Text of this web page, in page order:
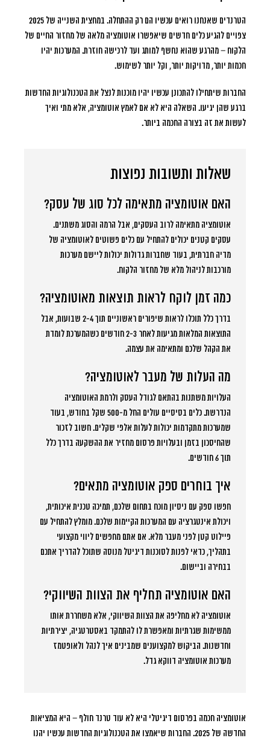
הטרנדים שאנחנו רואים עכשיו הם רק ההתחלה. במחצית השנייה של 2025
צפויים להגיע כלים חדשים שיאפשרו אוטומציה מלאה של מחזור החיים של
הלקוח – מהרגע שהוא נחשף למותג ועד לרכישה חוזרת. המערכות יהיו
חכמות יותר, מדויקות יותר, וקל יותר לשימוש.
החברות שיתחילו להתכונן עכשיו יהיו מוכנות לנצל את הטכנולוגיות החדשות
ברגע שהן יגיעו. השאלה היא לא אם לאמץ אוטומציה, אלא מתי ואיך
לעשות את זה בצורה החכמה ביותר.
שאלות ותשובות נפוצות
האם אוטומציה מתאימה לכל סוג של עסק?
אוטומציה מתאימה לרוב העסקים, אבל הרמה והסוג משתנים.
עסקים קטנים יכולים להתחיל עם כלים פשוטים לאוטומציה של
מדיה חברתית, בעוד שחברות גדולות יכולות ליישם מערכות
מורכבות לניהול מלא של מחזור הלקוח.
כמה זמן לוקח לראות תוצאות מאוטומציה?
בדרך כלל תוכלו לראות שיפורים ראשוניים תוך 2-4 שבועות, אבל
התוצאות המלאות מגיעות לאחר 2-3 חודשים כשהמערכת לומדת
את הקהל שלכם ומתאימה את עצמה.
מה העלות של מעבר לאוטומציה?
העלויות משתנות בהתאם לגודל העסק ולרמת האוטומציה
הנדרשת. כלים בסיסיים עולים החל מ-500 שקל בחודש, בעוד
שמערכות מתקדמות יכולות לעלות אלפי שקלים. חשוב לזכור
שהחיסכון בזמן ובעלויות פרסום מחזיר את ההשקעה בדרך כלל
תוך 6 חודשים.
איך בוחרים ספק אוטומציה מתאים?
חפשו ספק עם ניסיון מוכח בתחום שלכם, תמיכה טכנית איכותית,
ויכולת אינטגרציה עם המערכות הקיימות שלכם. מומלץ להתחיל עם
פיילוט קטן לפני מעבר מלא. אם אתם מחפשים ליווי מקצועי
בתהליך, כדאי לפנות לסוכנות דיגיטל מנוסה שתוכל להדריך אתכם
בבחירה וביישום.
האם אוטומציה תחליף את הצוות השיווקי?
אוטומציה לא מחליפה את הצוות השיווקי, אלא משחררת אותו
ממשימות שגרתיות ומאפשרת לו להתמקד באסטרטגיה, יצירתיות
וחדשנות. הביקוש למקצוענים שמבינים איך לנהל ולאופטמז
מערכות אוטומציה דווקא גדל.
אוטומציה חכמה בפרסום דיגיטלי היא לא עוד טרנד חולף – היא המציאות
החדשה של 2025. החברות שיאמצו את הטכנולוגיות החדשות עכשיו יהנו